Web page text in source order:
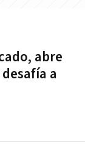
abre
a